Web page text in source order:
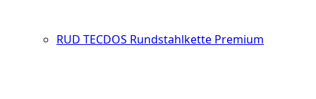
RUD TECDOS Rundstahlkette Premium